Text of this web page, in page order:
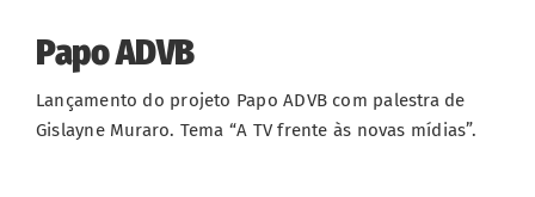
Papo ADVB
Lançamento do projeto Papo ADVB com palestra de
Gislayne Muraro. Tema “A TV frente às novas mídias”.